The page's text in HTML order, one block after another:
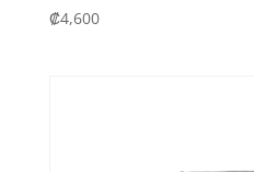
₡4,600